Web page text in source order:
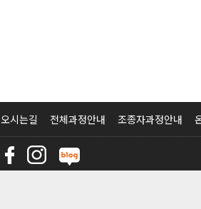
오시는길 전체과정안내 조종자과정안내